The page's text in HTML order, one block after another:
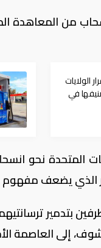
من المعاهدة
الولايات
في
نحو
الذي يضعف مفهوم
بتدمير
الأمريكية، 8